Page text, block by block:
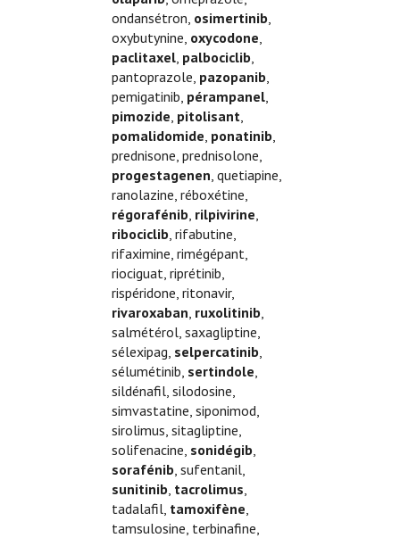
ondansétron, osimertinib,
oxybutynine, oxycodone,
paclitaxel, palbociclib,
pantoprazole, pazopanib,
pemigatinib, pérampanel,
pimozide, pitolisant,
pomalidomide, ponatinib,
prednisone, prednisolone,
progestagenen, quetiapine,
ranolazine, réboxétine,
régorafénib, rilpivirine,
ribociclib, rifabutine,
rifaximine, rimégépant,
riociguat, riprétinib,
rispéridone, ritonavir,
rivaroxaban, ruxolitinib,
salmétérol, saxagliptine,
sélexipag, selpercatinib,
sélumétinib, sertindole,
sildénafil, silodosine,
simvastatine, siponimod,
sirolimus, sitagliptine,
solifenacine, sonidégib,
sorafénib, sufentanil,
sunitinib, tacrolimus,
tadalafil, tamoxifène,
tamsulosine, terbinafine,